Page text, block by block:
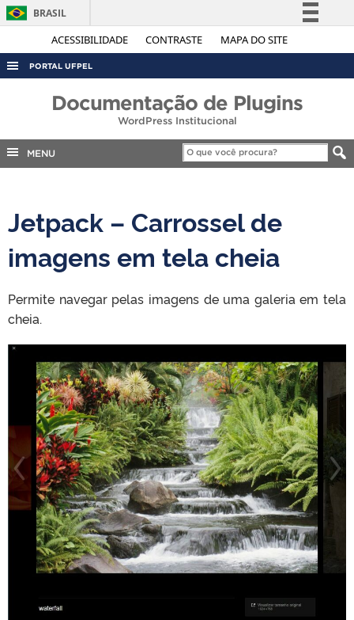
ACESSIBILIDADE CONTRASTE MAPA DO SITE
BRASIL
Simplifique!
Acesso à informação
Canais
PORTAL UFPEL
INTERNACIONAL
OUVIDORIA
Documentação de Plugins
WordPress Institucional
MENU
Jetpack – Carrossel de
imagens em tela cheia
Permite navegar pelas imagens de uma galeria em tela
cheia.